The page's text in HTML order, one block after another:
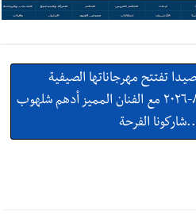
تفتتح مهرجاناتها الصيفية
بدعوة من بلديتها الخميس ٦-٨-٢٠٢٦ مع الفنان المميز أدهم شلهوب
الفرحة